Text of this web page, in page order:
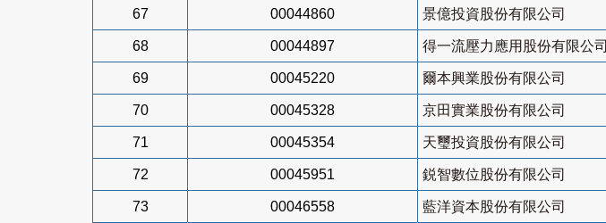
67 00044860 景億投資股份有限公司
68 00044897 得一流壓力應用股份有限公司
69 00045220 爾本興業股份有限公司
70 00045328 京田實業股份有限公司
71 00045354 天璽投資股份有限公司
72 00045951 鋭智數位股份有限公司
73 00046558 藍洋資本股份有限公司